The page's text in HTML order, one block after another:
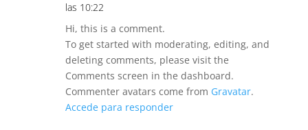
las 10:22
Hi, this is a comment.
To get started with moderating, editing, and
deleting comments, please visit the
Comments screen in the dashboard.
Commenter avatars come from Gravatar.
Accede para responder